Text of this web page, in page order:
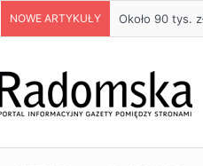
NOWE ARTYKUŁY Około 90 tys.